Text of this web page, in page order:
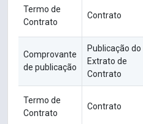
Termo de
Contrato
Contrato
Comprovante
de publicação
Publicação do
Extrato de
Contrato
Termo de
Contrato
Contrato